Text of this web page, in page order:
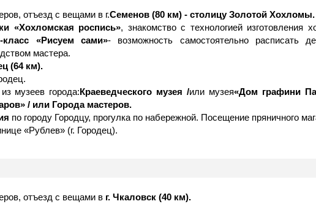
отъезд с вещами в г.Семенов (80 км) - столицу Золотой Хохломы.
«Хохломская роспись», знакомство с технологией изготовления
класс «Рисуем сами»- возможность самостоятельно расписать
мастера.
(64 км).
музеев города:Краеведческого музея /или музея«Дом графини
/ или Города мастеров.
по городу Городцу, прогулка по набережной. Посещение пряничного
«Рублев» (г. Городец).
отъезд с вещами в г. Чкаловск (40 км).